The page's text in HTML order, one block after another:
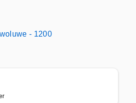
- 1200